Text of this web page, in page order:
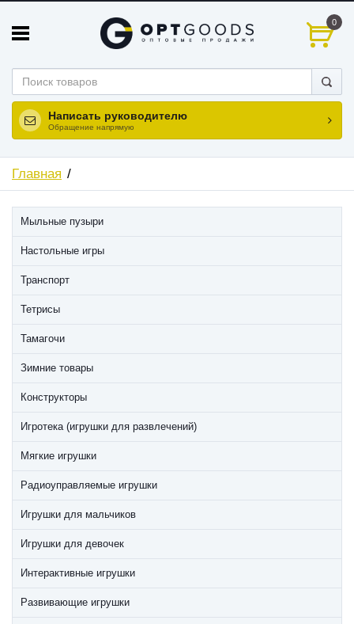
0
Написать руководителю
Обращение напрямую
Главная
Мыльные пузыри
Настольные игры
Транспорт
Тетрисы
Тамагочи
Зимние товары
Конструкторы
Игротека (игрушки для развлечений)
Мягкие игрушки
Радиоуправляемые игрушки
Игрушки для мальчиков
Игрушки для девочек
Интерактивные игрушки
Развивающие игрушки